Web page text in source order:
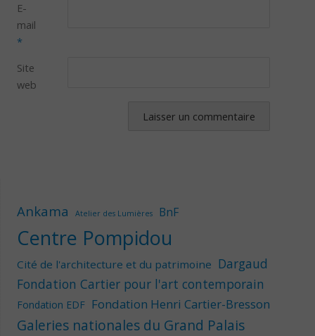
E-
mail
*
Site
web
Ankama Atelier des Lumières BnF
Centre Pompidou
Cité de l'architecture et du patrimoine Dargaud
Fondation Cartier pour l'art contemporain
Fondation EDF Fondation Henri Cartier-Bresson
Galeries nationales du Grand Palais